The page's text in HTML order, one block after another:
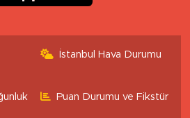
İstanbul Hava Durumu
Puan Durumu ve Fikstür